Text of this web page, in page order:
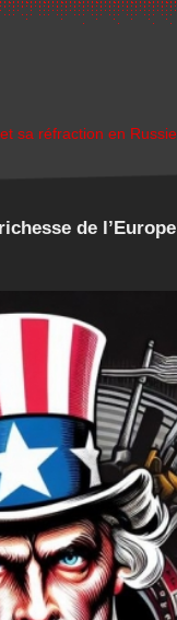
sa réfraction en Russie
de l’Europe